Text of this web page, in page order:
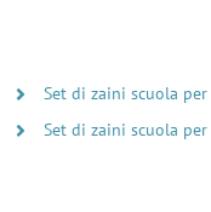
Set di zaini scuola per
Set di zaini scuola per